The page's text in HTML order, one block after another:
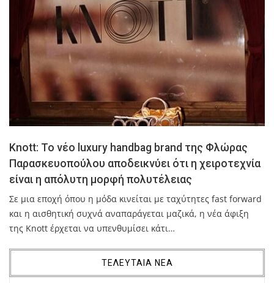
Knott: Το νέο luxury handbag brand της Φλώρας
Παρασκευοπούλου αποδεικνύει ότι η χειροτεχνία
είναι η απόλυτη μορφή πολυτέλειας
Σε μια εποχή όπου η μόδα κινείται με ταχύτητες fast forward
και η αισθητική συχνά αναπαράγεται μαζικά, η νέα άφιξη
της Knott έρχεται να υπενθυμίσει κάτι…
ΤΕΛΕΥΤΑΙΑ ΝΕΑ